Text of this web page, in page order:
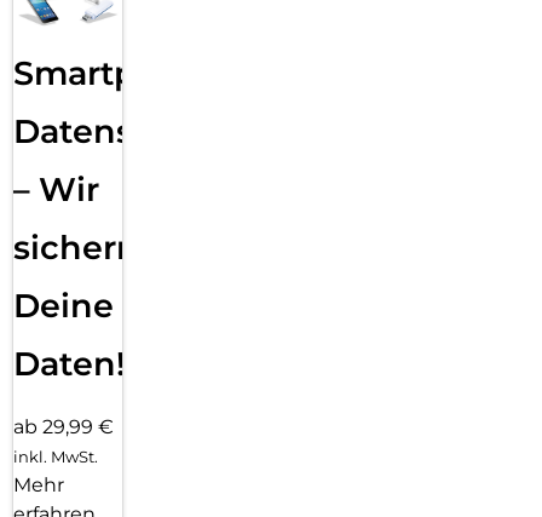
Vertragsabwicklung
– Hier
bekommst
Du
Hilfe
inkl. MwSt.
erfahren